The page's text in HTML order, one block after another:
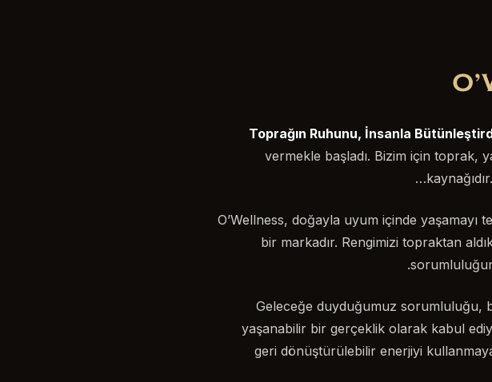
Toprağın Ruhunu, İnsanla
vermekle başladı. Bizim için toprak,
O’Wellness, doğayla uyum içinde yaşamayı
bir markadır. Rengimizi topraktan
Geleceğe duyduğumuz sorumluluğu,
yaşanabilir bir gerçeklik olarak kabul
geri dönüştürülebilir enerjiyi